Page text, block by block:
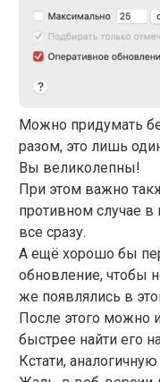
Можно придумать
разом, это лишь
Вы великолепны!
При этом важно
противном случае в
все сразу.
А ещё хорошо бы
обновление, чтобы
же появлялись в
После этого можно
быстрее найти его
Кстати,